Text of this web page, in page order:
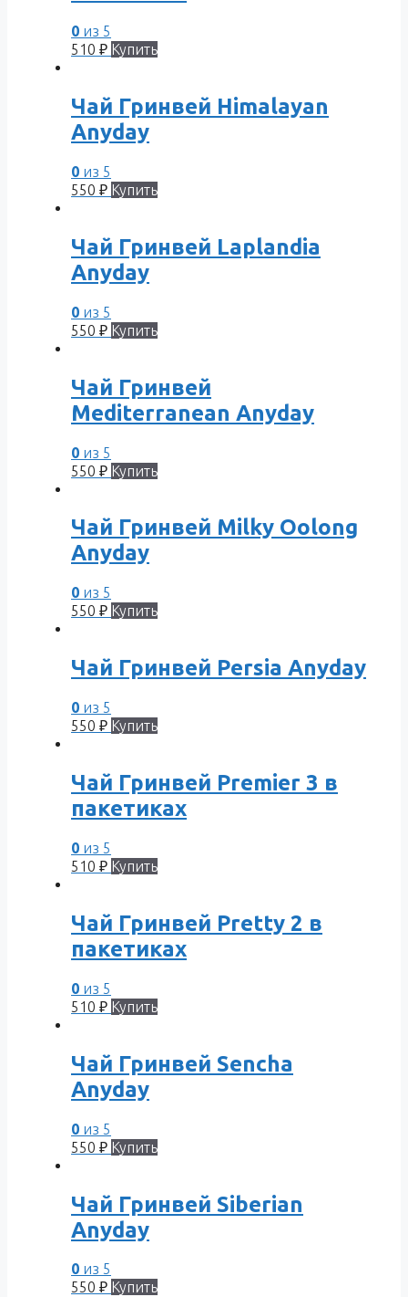
0 из 5
510 ₽ Купить
Чай Гринвей Himalayan
Anyday
0 из 5
550 ₽ Купить
Чай Гринвей Laplandia
Anyday
0 из 5
550 ₽ Купить
Чай Гринвей
Mediterranean Anyday
0 из 5
550 ₽ Купить
Чай Гринвей Milky Oolong
Anyday
0 из 5
550 ₽ Купить
Чай Гринвей Persia Anyday
0 из 5
550 ₽ Купить
Чай Гринвей Premier 3 в
пакетиках
0 из 5
510 ₽ Купить
Чай Гринвей Pretty 2 в
пакетиках
0 из 5
510 ₽ Купить
Чай Гринвей Sencha
Anyday
0 из 5
550 ₽ Купить
Чай Гринвей Siberian
Anyday
0 из 5
550 ₽ Купить